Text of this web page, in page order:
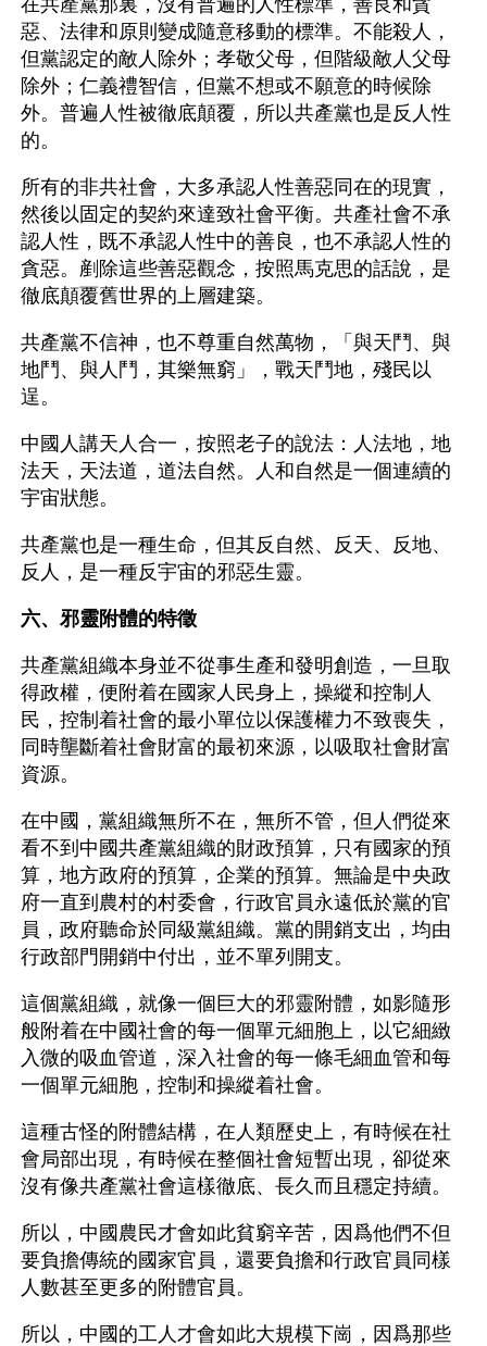
在共產黨那裏，沒有普遍的人性標準，善良和貪
惡、法律和原則變成隨意移動的標準。不能殺人，
但黨認定的敵人除外；孝敬父母，但階級敵人父母
除外；仁義禮智信，但黨不想或不願意的時候除
外。普遍人性被徹底顛覆，所以共產黨也是反人性
的。
所有的非共社會，大多承認人性善惡同在的現實，
然後以固定的契約來達致社會平衡。共產社會不承
認人性，既不承認人性中的善良，也不承認人性的
貪惡。剷除這些善惡觀念，按照馬克思的話說，是
徹底顛覆舊世界的上層建築。
共產黨不信神，也不尊重自然萬物，「與天鬥、與
地鬥、與人鬥，其樂無窮」，戰天鬥地，殘民以
逞。
中國人講天人合一，按照老子的說法：人法地，地
法天，天法道，道法自然。人和自然是一個連續的
宇宙狀態。
共產黨也是一種生命，但其反自然、反天、反地、
反人，是一種反宇宙的邪惡生靈。
六、邪靈附體的特徵
共產黨組織本身並不從事生產和發明創造，一旦取
得政權，便附着在國家人民身上，操縱和控制人
民，控制着社會的最小單位以保護權力不致喪失，
同時壟斷着社會財富的最初來源，以吸取社會財富
資源。
在中國，黨組織無所不在，無所不管，但人們從來
看不到中國共產黨組織的財政預算，只有國家的預
算，地方政府的預算，企業的預算。無論是中央政
府一直到農村的村委會，行政官員永遠低於黨的官
員，政府聽命於同級黨組織。黨的開銷支出，均由
行政部門開銷中付出，並不單列開支。
這個黨組織，就像一個巨大的邪靈附體，如影隨形
般附着在中國社會的每一個單元細胞上，以它細緻
入微的吸血管道，深入社會的每一條毛細血管和每
一個單元細胞，控制和操縱着社會。
這種古怪的附體結構，在人類歷史上，有時候在社
會局部出現，有時候在整個社會短暫出現，卻從來
沒有像共產黨社會這樣徹底、長久而且穩定持續。
所以，中國農民才會如此貧窮辛苦，因爲他們不但
要負擔傳統的國家官員，還要負擔和行政官員同樣
人數甚至更多的附體官員。
所以，中國的工人才會如此大規模下崗，因爲那些